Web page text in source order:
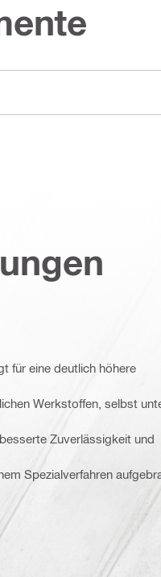
für eine deutlich höhere
Werkstoffen, selbst
Zuverlässigkeit und
Spezialverfahren